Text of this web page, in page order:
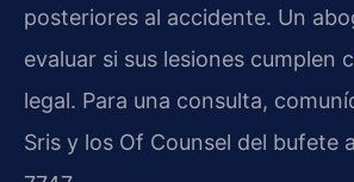
posteriores al accidente. Un
evaluar si sus lesiones cumplen
legal. Para una consulta,
Sris y los Of Counsel del bufete